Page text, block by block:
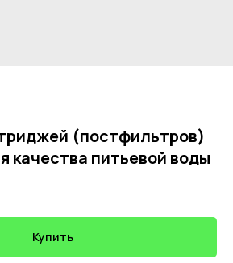
(постфильтров)
качества питьевой воды
Купить